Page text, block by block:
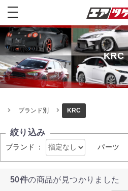
toggle
KRC
ブランド別 KRC
絞り込み
ブランド ： パーツ
50件の商品が見つかりました